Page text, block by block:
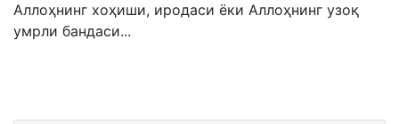
Аллоҳнинг хоҳиши, иродаси ёки Аллоҳнинг узоқ
умрли бандаси...